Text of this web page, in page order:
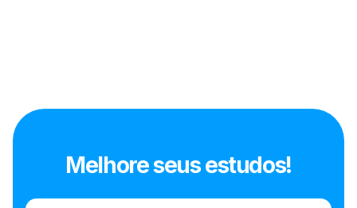
Melhore seus estudos!